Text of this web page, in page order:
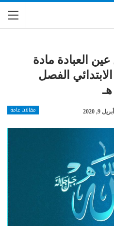
العبادة مادة
الفصل
مقالات عامة أبريل 9, 2020